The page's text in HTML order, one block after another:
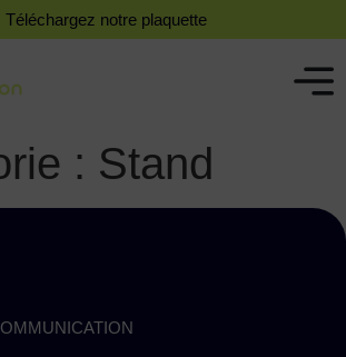
Téléchargez notre plaquette
: Stand